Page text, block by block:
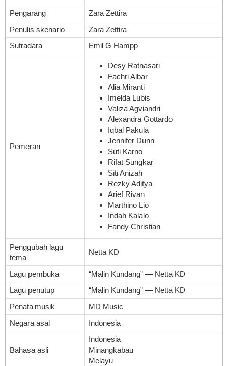
Pengarang
Zara Zettira
Penulis skenario
Zara Zettira
Sutradara
Emil G Hampp
Pemeran
Desy Ratnasari
Fachri Albar
Alia Miranti
Imelda Lubis
Valiza Agviandri
Alexandra Gottardo
Iqbal Pakula
Jennifer Dunn
Suti Karno
Rifat Sungkar
Siti Anizah
Rezky Aditya
Arief Rivan
Marthino Lio
Indah Kalalo
Fandy Christian
Penggubah lagu
tema
Netta KD
Lagu pembuka
“Malin Kundang” — Netta KD
Lagu penutup
“Malin Kundang” — Netta KD
Penata musik
MD Music
Negara asal
Indonesia
Bahasa asli
Indonesia
Minangkabau
Melayu